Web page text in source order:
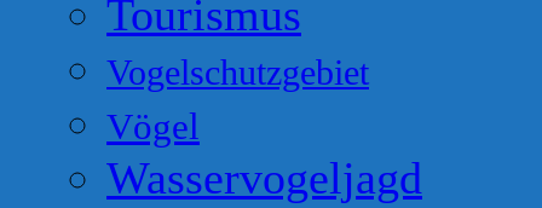
Tourismus
Vogelschutzgebiet
Vögel
Wasservogeljagd